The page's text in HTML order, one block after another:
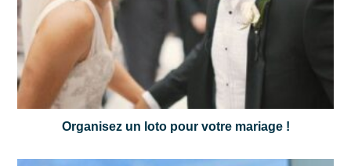
Organisez un loto pour votre mariage !